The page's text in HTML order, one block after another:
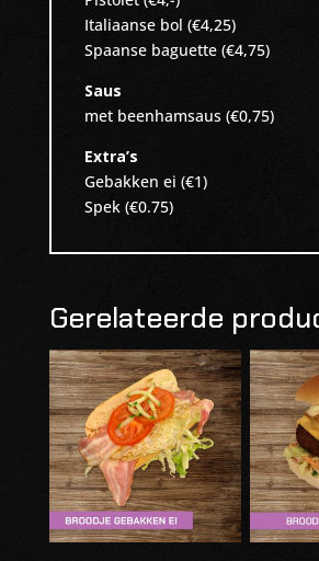
Italiaanse bol (€4,25)
Spaanse baguette (€4,75)
Saus
met beenhamsaus (€0,75)
Extra’s
Gebakken ei (€1)
Spek (€0.75)
Gerelateerde